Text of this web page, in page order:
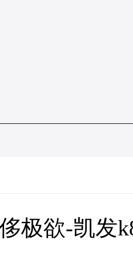
极欲-凯发